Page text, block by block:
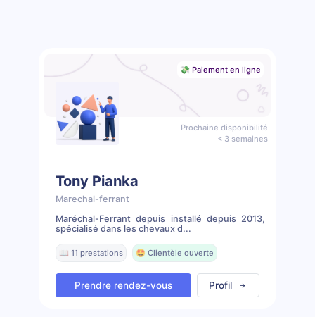
💸 Paiement en ligne
Prochaine disponibilité
< 3 semaines
Tony Pianka
Marechal-ferrant
Maréchal-Ferrant depuis installé depuis 2013,
spécialisé dans les chevaux d...
📖 11 prestations 🤩 Clientèle ouverte
Prendre rendez-vous Profil